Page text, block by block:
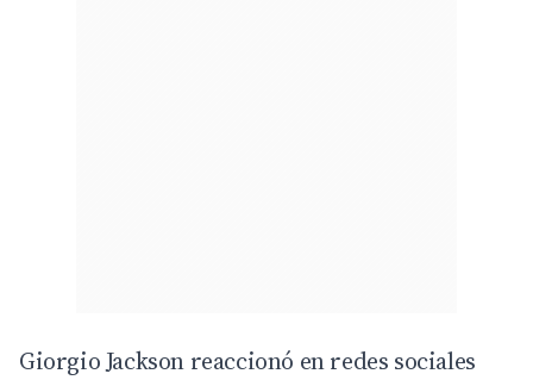
Giorgio Jackson reaccionó en redes sociales